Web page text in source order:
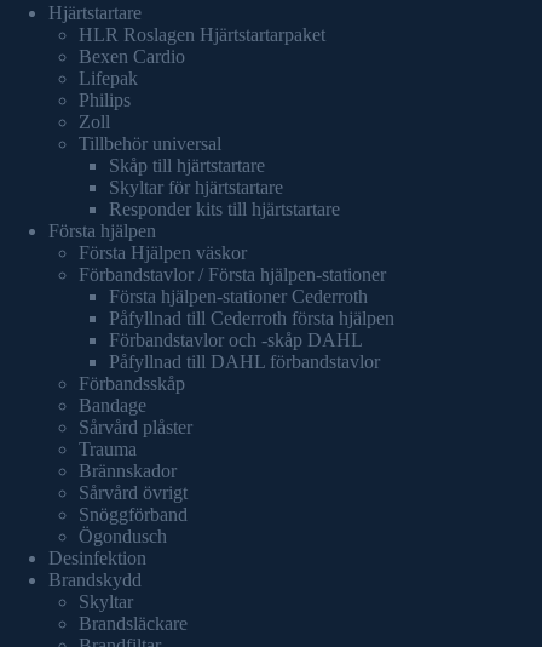
Hjärtstartare
HLR Roslagen Hjärtstartarpaket
Bexen Cardio
Lifepak
Philips
Zoll
Tillbehör universal
Skåp till hjärtstartare
Skyltar för hjärtstartare
Responder kits till hjärtstartare
Första hjälpen
Första Hjälpen väskor
Förbandstavlor / Första hjälpen-stationer
Första hjälpen-stationer Cederroth
Påfyllnad till Cederroth första hjälpen
Förbandstavlor och -skåp DAHL
Påfyllnad till DAHL förbandstavlor
Förbandsskåp
Bandage
Sårvård plåster
Trauma
Brännskador
Sårvård övrigt
Snöggförband
Ögondusch
Desinfektion
Brandskydd
Skyltar
Brandsläckare